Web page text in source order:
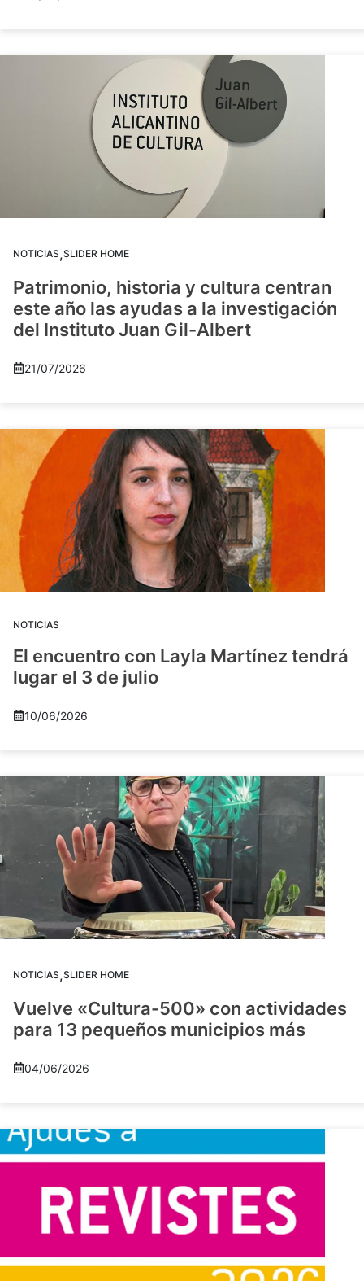
NOTICIAS,SLIDER HOME
Patrimonio, historia y cultura centran
este año las ayudas a la investigación
del Instituto Juan Gil-Albert
21/07/2026
NOTICIAS
El encuentro con Layla Martínez tendrá
lugar el 3 de julio
10/06/2026
NOTICIAS,SLIDER HOME
Vuelve «Cultura-500» con actividades
para 13 pequeños municipios más
04/06/2026